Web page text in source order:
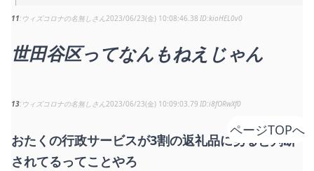
11 ウィズコロナの名無しさん 2023/06/23(金) 10:08:46.38 kioHEL0v0
世田谷区ってなんもねえじゃん
13 ウィズコロナの名無しさん 2023/06/23(金) 10:09:03.79 i8fORwXf0
おたくの行政サービスが3割の返礼品に劣ると判断
されてるってことやろ
ページTOPへ